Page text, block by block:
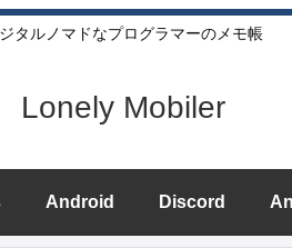
タルノマドなプログラマーのメモ帳
Lonely Mobiler
Android Discord